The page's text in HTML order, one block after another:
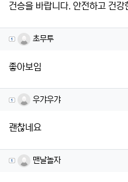
건승을 바랍니다. 안전하고 건강
초무투님의 댓글
초무투
좋아보임
우갸우갸님의 댓글
우갸우갸
괜찮네요
맨날놀자님의 댓글
맨날놀자